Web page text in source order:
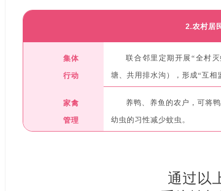
2.农村居
集体
行动
联合邻里定期开展“全村
塘、共用排水沟），形成“互
家禽
管理
养鸭、养鱼的农户，可将
幼虫的习性减少蚊虫。
通过以